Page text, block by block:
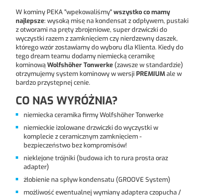
W kominy PEKA "wpekowaliśmy"wszystko co mamy
najlepsze: wysoką misę na kondensat z odpływem, pustaki
z otworami na pręty zbrojeniowe, super drzwiczki do
wyczystki razem z zamknięciem czy nierdzewny daszek,
którego wzór zostawiamy do wyboru dla Klienta. Kiedy do
tego dream teamu dodamy niemiecką ceramikę
kominowąWolfshöher Tonwerke (zawsze w standardzie)
otrzymujemy system kominowy w wersjiPREMIUMale w
bardzo przystępnej cenie.
CO NAS WYRÓŻNIA?
niemiecka ceramika firmy Wolfshöher Tonwerke
niemieckie izolowane drzwiczki do wyczystki w
komplecie z ceramicznym zamknięciem -
bezpieczeństwo bez kompromisów!
nieklejone trójniki (budowa ich to rura prosta oraz
adapter)
żłobienie na spływ kondensatu (GROOVE System)
możliwość ewentualnej wymiany adaptera czopucha /